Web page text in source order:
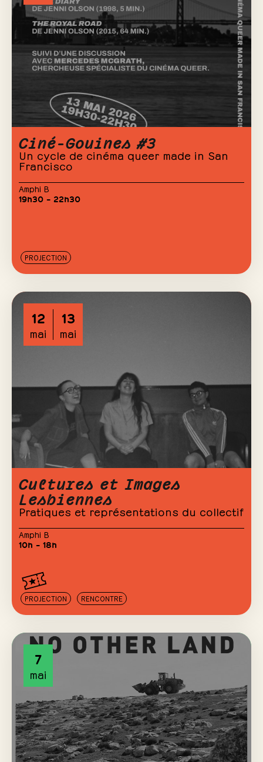
Ciné-Gouines #3
Un cycle de cinéma queer made in San
Francisco
Amphi B
19h30 – 22h30
PROJECTION
12
mai
13
mai
Cultures et Images
Lesbiennes
Pratiques et représentations du collectif
Amphi B
10h – 18h
PROJECTION RENCONTRE
7
mai